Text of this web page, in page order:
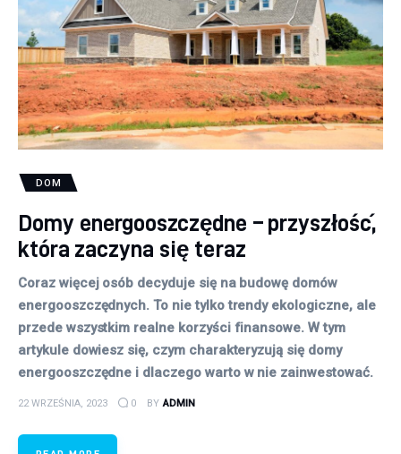
DOM
Domy energooszczędne – przyszłość,
która zaczyna się teraz
Coraz więcej osób decyduje się na budowę domów
energooszczędnych. To nie tylko trendy ekologiczne, ale
przede wszystkim realne korzyści finansowe. W tym
artykule dowiesz się, czym charakteryzują się domy
energooszczędne i dlaczego warto w nie zainwestować.
22 WRZEŚNIA, 2023 0 BY ADMIN